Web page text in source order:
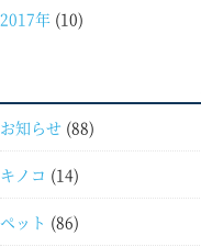
2017年 (10)
お知らせ (88)
キノコ (14)
ペット (86)